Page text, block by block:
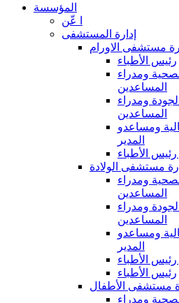
المؤسسة
ا عّن
إدارة المستشفى
مستشفى الاورام
رئيس الأطباء
ومدراء
المساعدين
ومدراء
المساعدين
ومساعدو
المدير
الأطباء
مستشفى الولادة
ومدراء
المساعدين
ومدراء
المساعدين
ومساعدو
المدير
الأطباء
رئيس الأطباء
مستشفى الأطفال
ومدراء